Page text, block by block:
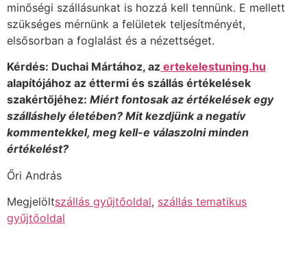
minőségi szállásunkat is hozzá kell tennünk. E mellett
szükséges mérnünk a felületek teljesítményét,
elsősorban a foglalást és a nézettséget.
Kérdés: Duchai Mártához, az ertekelestuning.hu
alapítójához az éttermi és szállás értékelések
szakértőjéhez: Miért fontosak az értékelések egy
szálláshely életében? Mit kezdjünk a negatív
kommentekkel, meg kell-e válaszolni minden
értékelést?
Őri András
Megjelöltszállás gyűjtőoldal, szállás tematikus
gyűjtőoldal